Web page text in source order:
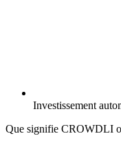
Investissement
Que signifie CROWDLI